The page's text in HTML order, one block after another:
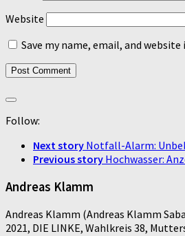
Website
Save my name, email, and
Follow:
Next story Notfall-Alarm:
Previous story Hochwasser:
Andreas Klamm
Andreas Klamm (Andreas Klamm
2021, DIE LINKE, Wahlkreis 38,